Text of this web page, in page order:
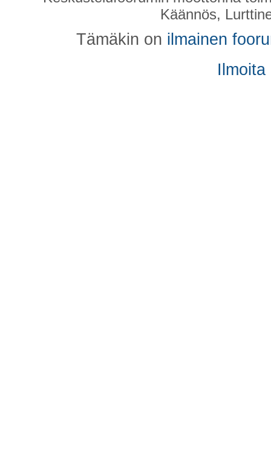
Käännös,
Tämäkin on ilmainen